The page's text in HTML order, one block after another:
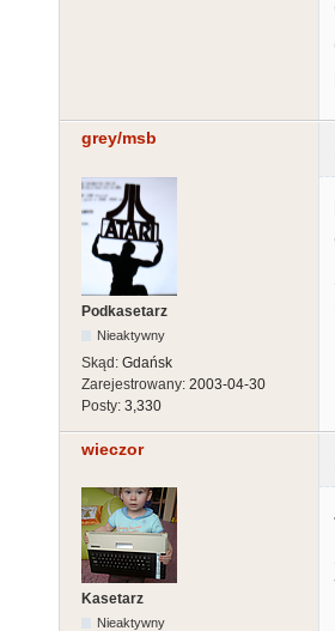
grey/msb
Podkasetarz
Nieaktywny
Skąd: Gdańsk
Zarejestrowany: 2003-04-30
Posty: 3,330
wieczor
Kasetarz
Nieaktywny